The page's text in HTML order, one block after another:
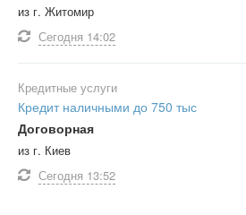
из г. Житомир
Сегодня 14:02
Кредитные услуги
Кредит наличными до 750 тыс
Договорная
из г. Киев
Сегодня 13:52